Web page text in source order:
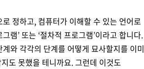
정하고, 컴퓨터가 이해할 수 있는 언어로
램’ 또는 ‘절차적 프로그램’이라고 합니다.
와 각각의 단계를 어떻게 묘사할지를 이미
도 못했을 테니까요. 그런데 이것도